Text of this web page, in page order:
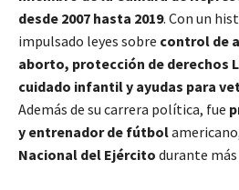
desde 2007 hasta 2019. Con un
impulsado leyes sobre control de
aborto, protección de derechos
cuidado infantil y ayudas para
Además de su carrera política, fue
y entrenador de fútbol
Nacional del Ejército durante más